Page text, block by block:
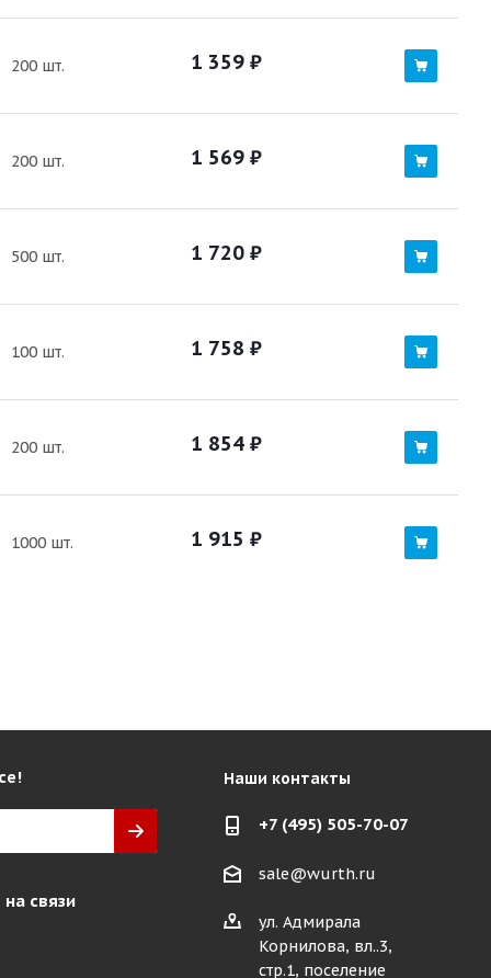
200 шт. 1 359 ₽
200 шт. 1 569 ₽
500 шт. 1 720 ₽
100 шт. 1 758 ₽
200 шт. 1 854 ₽
1000 шт. 1 915 ₽
связи
Наши контакты
+7 (495) 505-70-07
sale@wurth.ru
ул. Адмирала
Корнилова, вл..3,
стр.1, поселение